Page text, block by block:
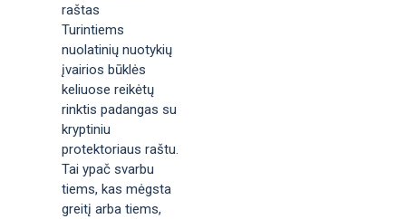
raštas
Turintiems
nuolatinių nuotykių
įvairios būklės
keliuose reikėtų
rinktis padangas su
kryptiniu
protektoriaus raštu.
Tai ypač svarbu
tiems, kas mėgsta
greitį arba tiems,